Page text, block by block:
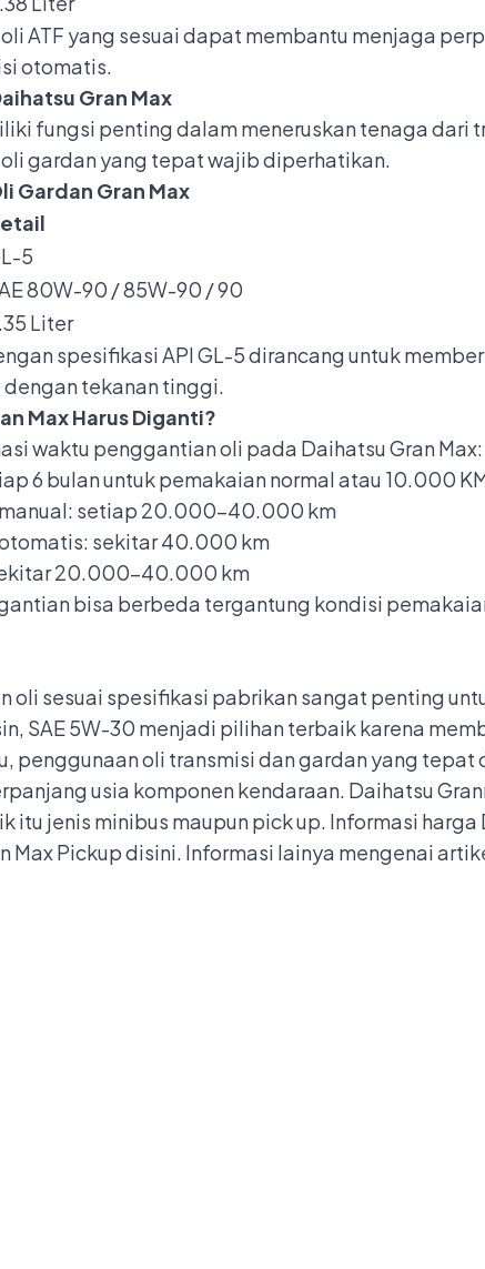
ATF yang sesuai dapat membantu menjaga
otomatis.
Gran Max
fungsi penting dalam meneruskan tenaga dari
gardan yang tepat wajib diperhatikan.
Gardan Gran Max
5
80W-90 / 85W-90 / 90
Liter
spesifikasi API GL-5 dirancang untuk
tekanan tinggi.
Max Harus Diganti?
waktu penggantian oli pada Daihatsu Gran Max:
6 bulan untuk pemakaian normal atau 10.000
setiap 20.000–40.000 km
sekitar 40.000 km
20.000–40.000 km
bisa berbeda tergantung kondisi
oli sesuai spesifikasi pabrikan sangat penting
SAE 5W-30 menjadi pilihan terbaik karena
penggunaan oli transmisi dan gardan yang
usia komponen kendaraan. Daihatsu
itu jenis minibus maupun pick up. Informasi harga
Max Pickup disini. Informasi lainya mengenai